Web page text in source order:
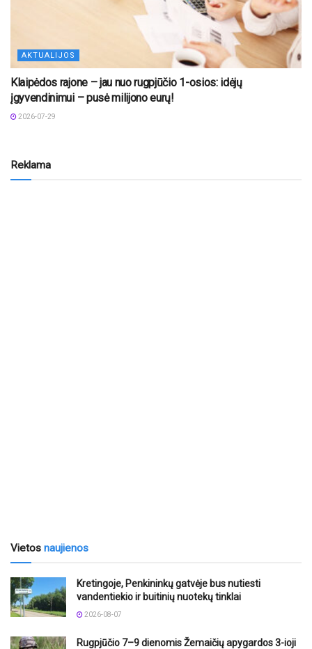
AKTUALIJOS
Klaipėdos rajone – jau nuo rugpjūčio 1-osios: idėjų
įgyvendinimui – pusė milijono eurų!
2026-07-29
Reklama
Vietos naujienos
Kretingoje, Penkininkų gatvėje bus nutiesti
vandentiekio ir buitinių nuotekų tinklai
2026-08-07
Rugpjūčio 7–9 dienomis Žemaičių apygardos 3-ioji